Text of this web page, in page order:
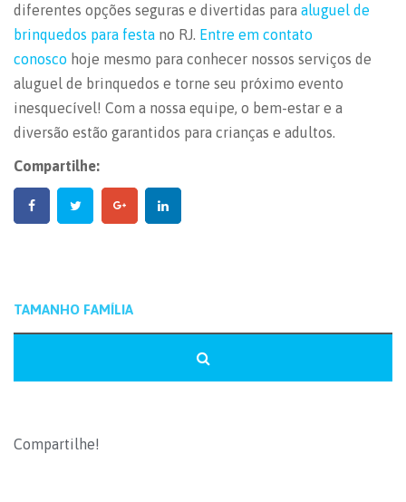
diferentes opções seguras e divertidas para aluguel de
brinquedos para festa no RJ. Entre em contato
conosco hoje mesmo para conhecer nossos serviços de
aluguel de brinquedos e torne seu próximo evento
inesquecível! Com a nossa equipe, o bem-estar e a
diversão estão garantidos para crianças e adultos.
Compartilhe:
Compartilhe!